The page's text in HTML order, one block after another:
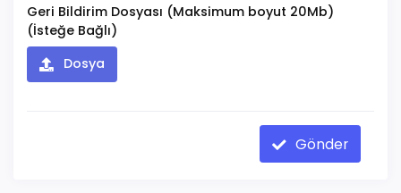
Geri Bildirim Dosyası (Maksimum boyut 20Mb)
(İsteğe Bağlı)
Dosya
Gönder